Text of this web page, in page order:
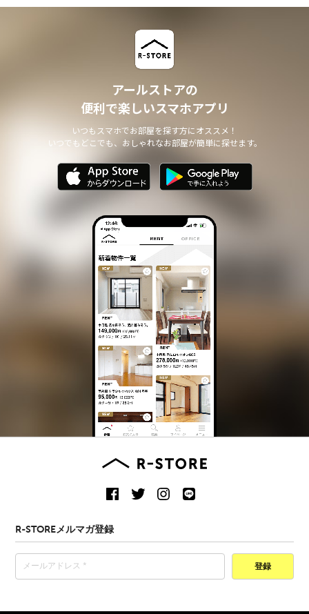
アールストアの
便利で楽しいスマホアプリ
いつもスマホでお部屋を探す方にオススメ！
いつでもどこでも、おしゃれなお部屋が簡単に探せます。
R-STOREメルマガ登録
登録